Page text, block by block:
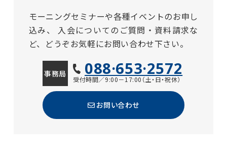
モーニングセミナーや各種イベントのお申し
込み、
入会についてのご質問・資料請求な
ど、どうぞお気軽にお問い合わせ下さい。
事務局 088·653·2572
受付時間／9:00－17:00（土・日・祝休）
お問い合わせ